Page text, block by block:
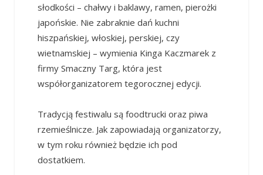
słodkości – chałwy i baklawy, ramen, pierożki
japońskie. Nie zabraknie dań kuchni
hiszpańskiej, włoskiej, perskiej, czy
wietnamskiej – wymienia Kinga Kaczmarek z
firmy Smaczny Targ, która jest
współorganizatorem tegorocznej edycji.
Tradycją festiwalu są foodtrucki oraz piwa
rzemieślnicze. Jak zapowiadają organizatorzy,
w tym roku również będzie ich pod
dostatkiem.